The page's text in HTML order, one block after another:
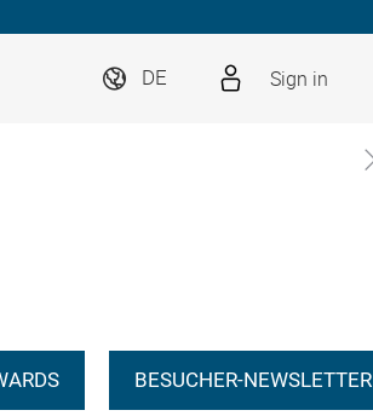
DE Sign in
BESUCHER-NEWSLETTER